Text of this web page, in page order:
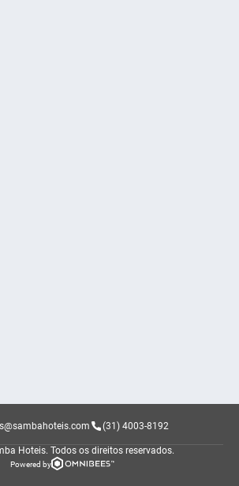
(31) 4003-8192
Hoteis. Todos os direitos reservados.
Powered by